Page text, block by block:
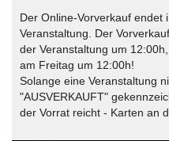
Der Online-Vorverkauf endet
Veranstaltung. Der
der Veranstaltung um
am Freitag um 12:00h!
Solange eine Veranstaltung
"AUSVERKAUFT"
der Vorrat reicht - Karten an